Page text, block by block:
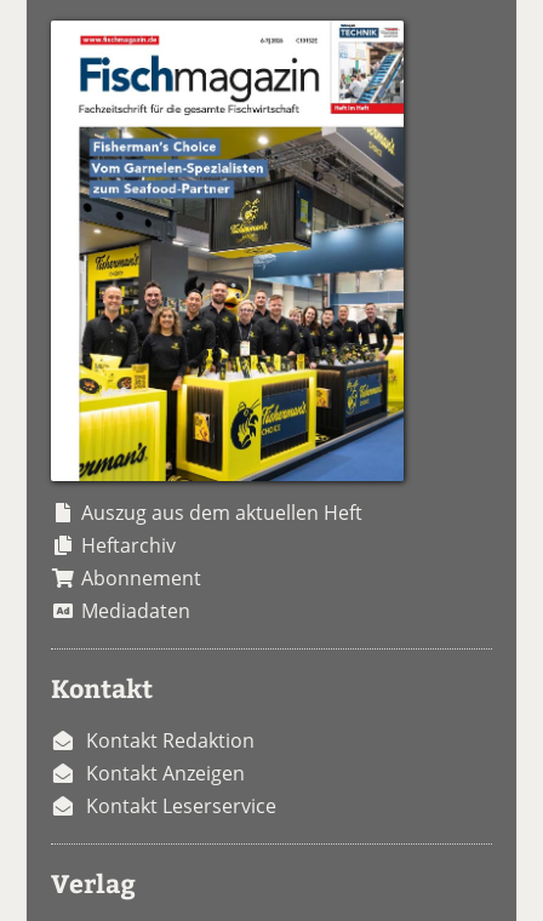
Auszug aus dem aktuellen Heft
Heftarchiv
Abonnement
Mediadaten
Kontakt
Kontakt Redaktion
Kontakt Anzeigen
Kontakt Leserservice
Verlag